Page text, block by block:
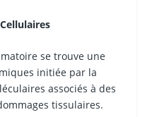
se trouve une
initiée par la
associés à des
tissulaires.